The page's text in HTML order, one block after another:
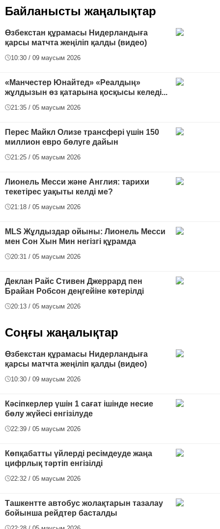
Байланысты жаңалықтар
Өзбекстан құрамасы Нидерландыға
қарсы матчта жеңіліп қалды (видео)
10:30 / 09 маусым 2026
«Манчестер Юнайтед» «Реалдың»
жұлдызын өз қатарына қосқысы келеді...
21:35 / 05 маусым 2026
Перес Майкл Олизе трансфері үшін 150
миллион евро бөлуге дайын
21:25 / 05 маусым 2026
Лионель Месси және Англия: тарихи
текетірес уақыты келді ме?
21:18 / 05 маусым 2026
MLS Жұлдыздар ойыны: Лионель Месси
мен Сон Хын Мин негізгі құрамда
20:31 / 05 маусым 2026
Деклан Райс Стивен Джеррард пен
Брайан Робсон деңгейіне көтерілді
20:13 / 05 маусым 2026
Соңғы жаңалықтар
Өзбекстан құрамасы Нидерландыға
қарсы матчта жеңіліп қалды (видео)
10:30 / 09 маусым 2026
Кәсіпкерлер үшін 1 сағат ішінде несие
бөлу жүйесі енгізілуде
22:39 / 05 маусым 2026
Көпқабатты үйлерді ресімдеуде жаңа
цифрлық тәртіп енгізілді
22:32 / 05 маусым 2026
Ташкентте автобус жолақтарын тазалау
бойынша рейдтер басталды